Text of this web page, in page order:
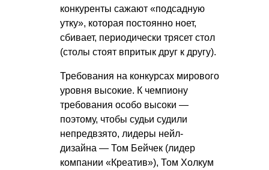
конкуренты сажают «подсадную
утку», которая постоянно ноет,
сбивает, периодически трясет стол
(столы стоят впритык друг к другу).
Требования на конкурсах мирового
уровня высокие. К чемпиону
требования особо высоки —
поэтому, чтобы судьи судили
непредвзято, лидеры нейл-
дизайна — Том Бейчек (лидер
компании «Креатив»), Том Холкум